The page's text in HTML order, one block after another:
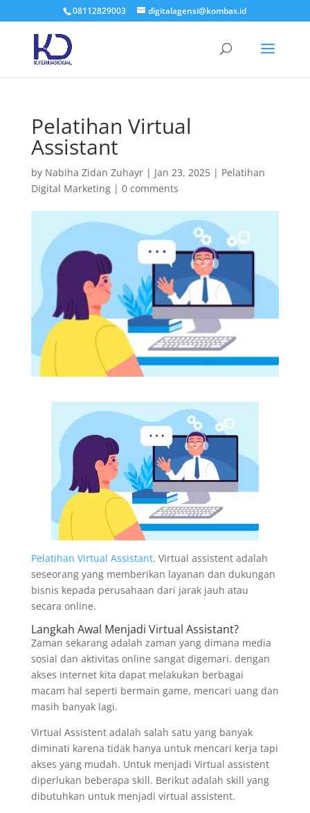
08112829003 digitalagensi@kombas.id
Pelatihan Virtual
Assistant
by Nabiha Zidan Zuhayr| Jan 23, 2025| Pelatihan
Digital Marketing| 0 comments
Pelatihan Virtual Assistant. Virtual assistent adalah
seseorang yang memberikan layanan dan dukungan
bisnis kepada perusahaan dari jarak jauh atau
secara online.
Langkah Awal Menjadi Virtual Assistant?
Zaman sekarang adalah zaman yang dimana media
sosial dan aktivitas online sangat digemari. dengan
akses internet kita dapat melakukan berbagai
macam hal seperti bermain game, mencari uang dan
masih banyak lagi.
Virtual Assistent adalah salah satu yang banyak
diminati karena tidak hanya untuk mencari kerja tapi
akses yang mudah. Untuk menjadi Virtual assistent
diperlukan beberapa skill. Berikut adalah skill yang
dibutuhkan untuk menjadi virtual assistent.